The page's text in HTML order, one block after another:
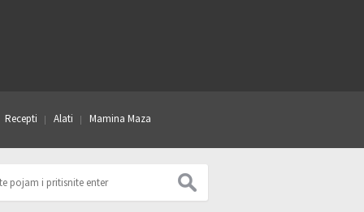
Recepti Alati Mamina Maza